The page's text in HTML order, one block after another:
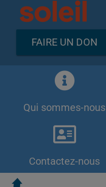
FAIRE UN DON
Qui sommes-nous
Contactez-nous